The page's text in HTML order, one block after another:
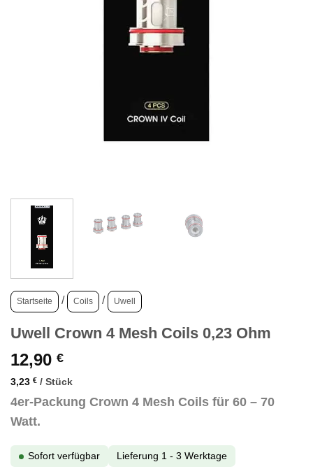
Startseite / Coils / Uwell
Uwell Crown 4 Mesh Coils 0,23 Ohm
12,90 €
3,23 € / Stück
4er-Packung Crown 4 Mesh Coils für 60 – 70
Watt.
Sofort verfügbar Lieferung 1 - 3 Werktage